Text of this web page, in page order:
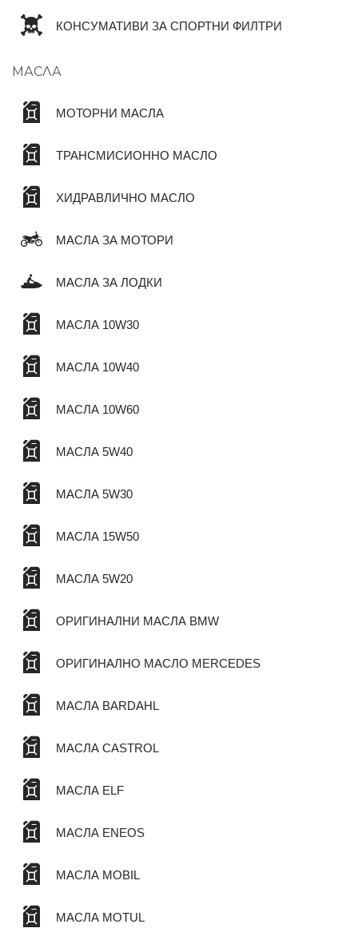
КОНСУМАТИВИ ЗА СПОРТНИ ФИЛТРИ
МАСЛА
МОТОРНИ МАСЛА
ТРАНСМИСИОННО МАСЛО
ХИДРАВЛИЧНО МАСЛО
МАСЛА ЗА МОТОРИ
МАСЛА ЗА ЛОДКИ
МАСЛА 10W30
МАСЛА 10W40
МАСЛА 10W60
МАСЛА 5W40
МАСЛА 5W30
МАСЛА 15W50
МАСЛА 5W20
ОРИГИНАЛНИ МАСЛА BMW
ОРИГИНАЛНО МАСЛО MERCEDES
МАСЛА BARDAHL
МАСЛА CASTROL
МАСЛА ELF
МАСЛА ENEOS
МАСЛА MOBIL
МАСЛА MOTUL